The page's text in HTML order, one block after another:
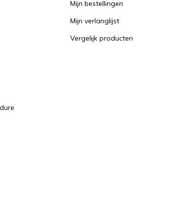
Mijn bestellingen
Mijn verlanglijst
Vergelijk producten